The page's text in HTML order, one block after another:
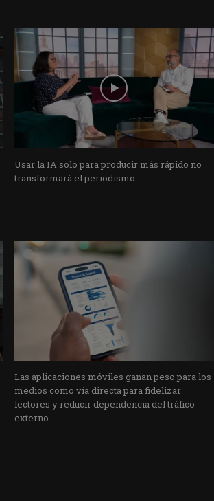
Usar la IA solo para producir más rápido no
transformará el periodismo
Las aplicaciones móviles ganan peso para los
medios como vía directa para fidelizar
lectores y reducir dependencia del tráfico
externo